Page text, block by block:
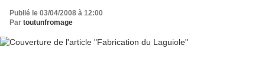
Publié le 03/04/2008 à 12:00
Par toutunfromage